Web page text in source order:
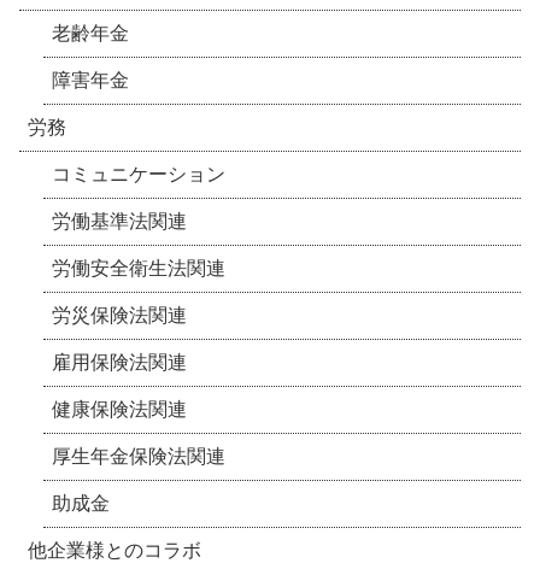
老齢年金
障害年金
労務
コミュニケーション
労働基準法関連
労働安全衛生法関連
労災保険法関連
雇用保険法関連
健康保険法関連
厚生年金保険法関連
助成金
他企業様とのコラボ